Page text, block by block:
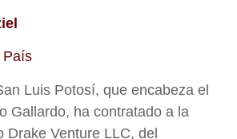
País
Luis Potosí, que encabeza el
Gallardo, ha contratado a la
Drake Venture LLC, del